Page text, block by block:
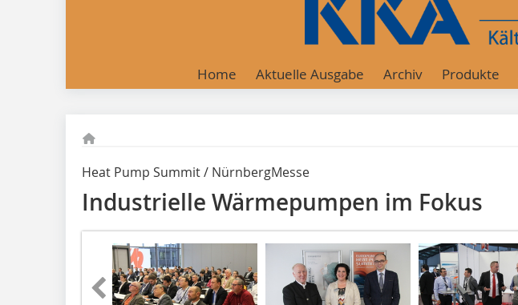
Home Aktuelle Ausgabe Archiv Produkte
Heat Pump Summit / NürnbergMesse
Industrielle Wärmepumpen im Fokus